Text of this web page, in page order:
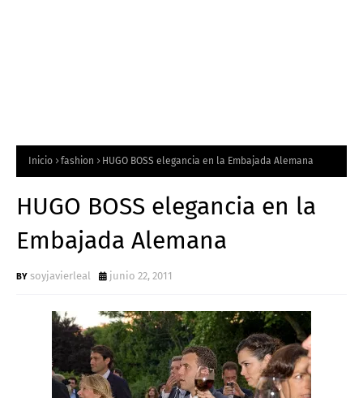
Inicio fashion HUGO BOSS elegancia en la Embajada Alemana
HUGO BOSS elegancia en la
Embajada Alemana
soyjavierleal junio 22, 2011